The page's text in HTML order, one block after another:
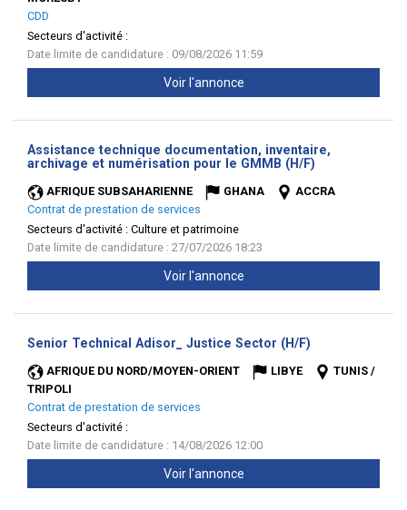
CDD
Secteurs d'activité :
Date limite de candidature : 09/08/2026 11:59
Voir l'annonce
Assistance technique documentation, inventaire,
archivage et numérisation pour le GMMB (H/F)
AFRIQUE SUBSAHARIENNE GHANA
ACCRA
Contrat de prestation de services
Secteurs d'activité : Culture et patrimoine
Date limite de candidature : 27/07/2026 18:23
Voir l'annonce
Senior Technical Adisor_ Justice Sector (H/F)
AFRIQUE DU NORD/MOYEN-ORIENT LIBYE
TUNIS /
TRIPOLI
Contrat de prestation de services
Secteurs d'activité :
Date limite de candidature : 14/08/2026 12:00
Voir l'annonce